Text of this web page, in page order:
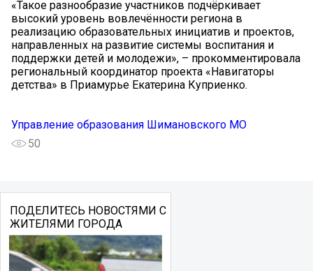
«Такое разнообразие участников подчёркивает
высокий уровень вовлечённости региона в
реализацию образовательных инициатив и проектов,
направленных на развитие системы воспитания и
поддержки детей и молодежи», – прокомментировала
региональный координатор проекта «Навигаторы
детства» в Приамурье Екатерина Куприенко.
Управление образования Шимановского МО
50
ПОДЕЛИТЕСЬ НОВОСТЯМИ С
ЖИТЕЛЯМИ ГОРОДА